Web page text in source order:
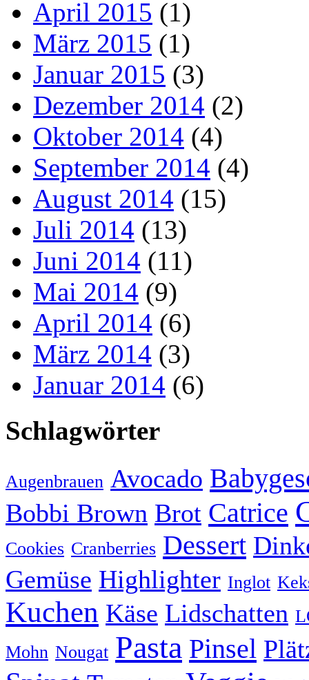
April 2015 (1)
März 2015 (1)
Januar 2015 (3)
Dezember 2014 (2)
Oktober 2014 (4)
September 2014 (4)
August 2014 (15)
Juli 2014 (13)
Juni 2014 (11)
Mai 2014 (9)
April 2014 (6)
März 2014 (3)
Januar 2014 (6)
Schlagwörter
Augenbrauen Avocado
Bobbi Brown Brot Catrice
Cookies Cranberries Dessert
Gemüse Highlighter Inglot
Kuchen Käse Lidschatten
Mohn Nougat Pasta Pinsel